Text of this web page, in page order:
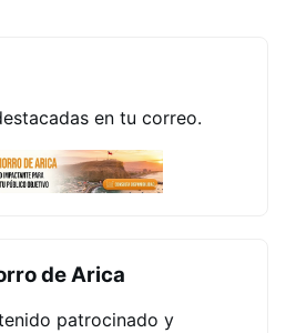
en tu correo.
de Arica
patrocinado y